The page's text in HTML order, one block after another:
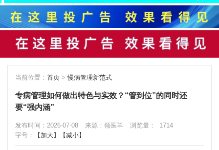
当前位置： 首页 > 慢病管理新范式
专病管理如何做出特色与实效？“管到位”的同时还
要“强内涵”
发布时间：2026-07-08 来源：领医羊 浏览量：
1714
字号：
【加大】 【减小】